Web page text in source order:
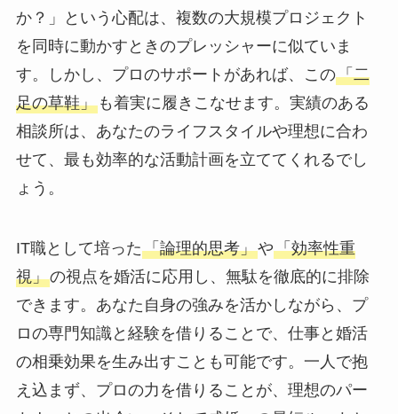
か？」という心配は、複数の大規模プロジェクト
を同時に動かすときのプレッシャーに似ていま
す。しかし、プロのサポートがあれば、この「二
足の草鞋」も着実に履きこなせます。実績のある
相談所は、あなたのライフスタイルや理想に合わ
せて、最も効率的な活動計画を立ててくれるでし
ょう。
IT職として培った「論理的思考」や「効率性重
視」の視点を婚活に応用し、無駄を徹底的に排除
できます。あなた自身の強みを活かしながら、プ
ロの専門知識と経験を借りることで、仕事と婚活
の相乗効果を生み出すことも可能です。一人で抱
え込まず、プロの力を借りることが、理想のパー